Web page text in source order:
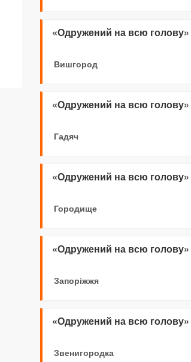
«Одружений на всю голову»
Вишгород
«Одружений на всю голову»
Гадяч
«Одружений на всю голову»
Городище
«Одружений на всю голову»
Запоріжжя
«Одружений на всю голову»
Звенигородка